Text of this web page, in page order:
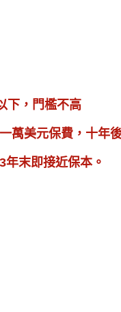
下，門檻不高
萬美元保費，十年
末即接近保本。